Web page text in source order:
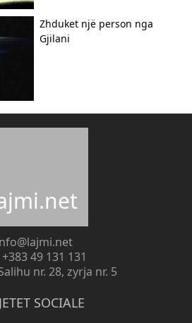
Zhduket një person nga
Gjilani
49 131 131
nr. 28, zyrja nr. 5
SOCIALE